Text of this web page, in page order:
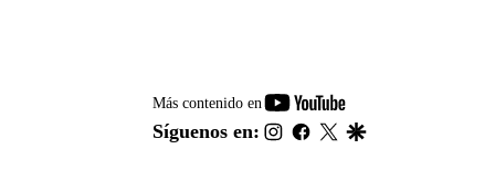
Más contenido en
youtube-
footer
Síguenos en: instagram
facebook
twitter